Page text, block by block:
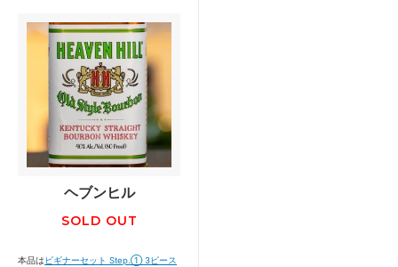
ヘブンヒル
SOLD OUT
本品は ビギナーセット Step.① 3ピース